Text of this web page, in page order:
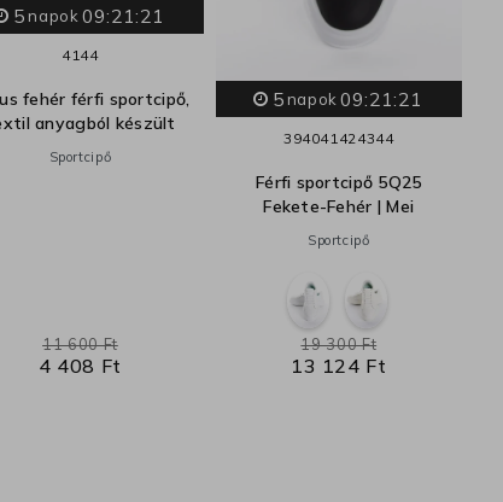
5 napok09:21:20
4144
fehér férfi sportcipő,
anyagból készült
Sportcipő
4 408 Ft
11 600 Ft
5napok 09:21:20
394041 42 4344
Férfi sportcipő 5Q25
Fekete-Fehér | Mei
Sportcipő
13 124 Ft
19 300 Ft